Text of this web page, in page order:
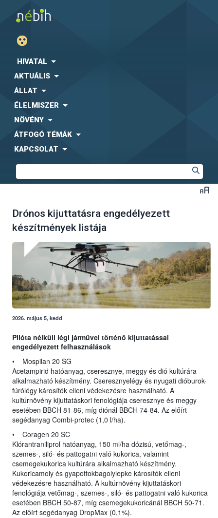
HIVATAL
AKTUÁLIS
ÁLLAT
ÉLELMISZER
NÖVÉNY
ÁTFOGÓ TÉMÁK
KAPCSOLAT
Drónos kijuttatásra engedélyezett
készítmények listája
2026. május 5, kedd
Pilóta nélküli légi járművel történő kijuttatással
engedélyezett felhasználások
• Mospilan 20 SG
Acetampirid hatóanyag, cseresznye, meggy és dió kultúrára
alkalmazható készítmény. Cseresznyelégy és nyugati dióburok-
fúrólégy károsítók elleni védekezésre használható. A
kultúrnövény kijuttatáskori fenológiája cseresznye és meggy
esetében BBCH 81-86, míg diónál BBCH 74-84. Az előírt
segédanyag Combi-protec (1,0 l/ha).
• Coragen 20 SC
Klórantraniliprol hatóanyag, 150 ml/ha dózisú, vetőmag-,
szemes-, siló- és pattogatni való kukorica, valamint
csemegekukorica kultúrára alkalmazható készítmény.
Kukoricamoly és gyapottokbagolylepke károsítók elleni
védekezésre használható. A kultúrnövény kijuttatáskori
fenológiája vetőmag-, szemes-, siló- és pattogatni való kukorica
esetében BBCH 50-87, míg csemegekukoricánál BBCH 50-71.
Az előírt segédanyag DropMax (0,1%).